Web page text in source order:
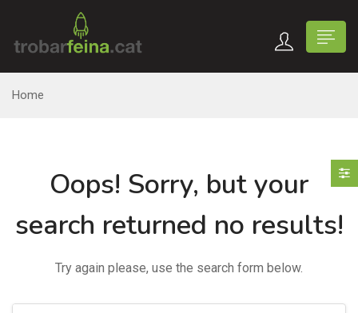
Home
Oops! Sorry, but your
search returned no results!
Try again please, use the search form below.